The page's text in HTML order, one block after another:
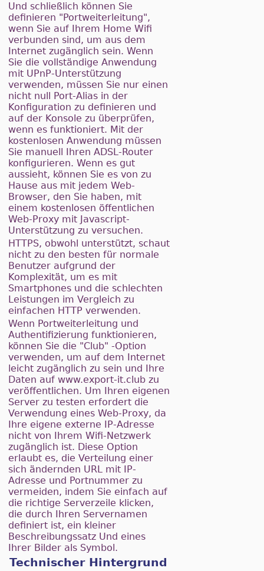
Und schließlich können Sie
definieren "Portweiterleitung",
wenn Sie auf Ihrem Home Wifi
verbunden sind, um aus dem
Internet zugänglich sein. Wenn
Sie die vollständige Anwendung
mit UPnP-Unterstützung
verwenden, müssen Sie nur einen
nicht null Port-Alias in der
Konfiguration zu definieren und
auf der Konsole zu überprüfen,
wenn es funktioniert. Mit der
kostenlosen Anwendung müssen
Sie manuell Ihren ADSL-Router
konfigurieren. Wenn es gut
aussieht, können Sie es von zu
Hause aus mit jedem Web-
Browser, den Sie haben, mit
einem kostenlosen öffentlichen
Web-Proxy mit Javascript-
Unterstützung zu versuchen.
HTTPS, obwohl unterstützt, schaut
nicht zu den besten für normale
Benutzer aufgrund der
Komplexität, um es mit
Smartphones und die schlechten
Leistungen im Vergleich zu
einfachen HTTP verwenden.
Wenn Portweiterleitung und
Authentifizierung funktionieren,
können Sie die "Club" -Option
verwenden, um auf dem Internet
leicht zugänglich zu sein und Ihre
Daten auf www.export-it.club zu
veröffentlichen. Um Ihren eigenen
Server zu testen erfordert die
Verwendung eines Web-Proxy, da
Ihre eigene externe IP-Adresse
nicht von Ihrem Wifi-Netzwerk
zugänglich ist. Diese Option
erlaubt es, die Verteilung einer
sich ändernden URL mit IP-
Adresse und Portnummer zu
vermeiden, indem Sie einfach auf
die richtige Serverzeile klicken,
die durch Ihren Servernamen
definiert ist, ein kleiner
Beschreibungssatz Und eines
Ihrer Bilder als Symbol.
Technischer Hintergrund